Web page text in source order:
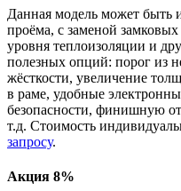
Данная модель может быть
проёма, с заменой
уровня теплоизоляции и
полезных опций: порог из
жёсткости, увеличение
в раме, удобные
безопасности, финишную
т.д. Стоимость
запросу.
Акция 8%